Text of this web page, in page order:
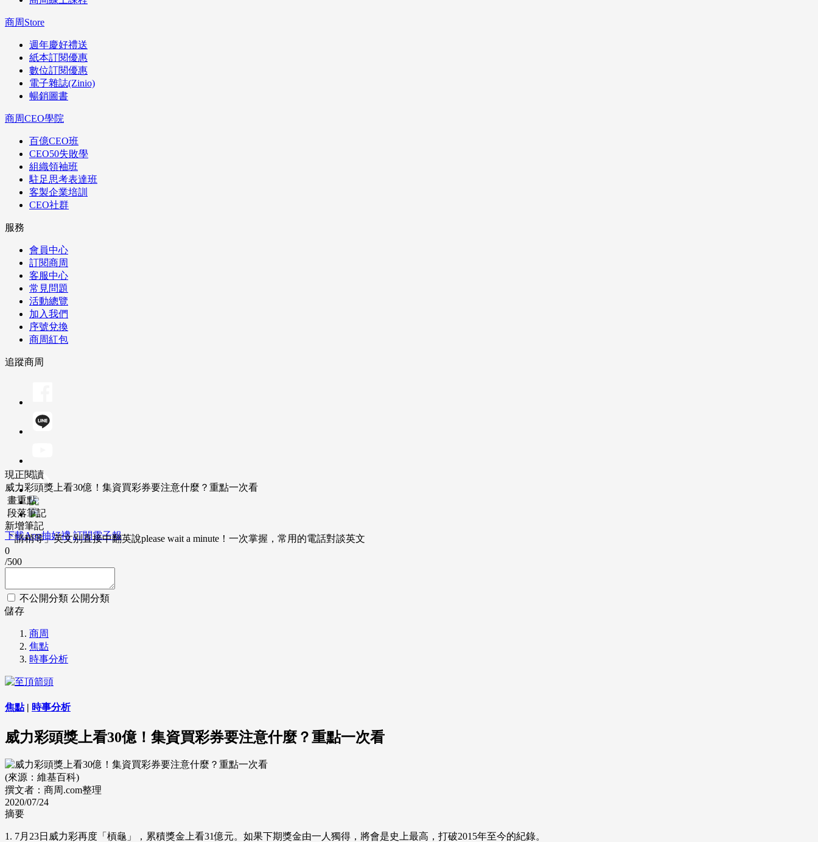
商周Store
週年慶好禮送
紙本訂閱優惠
數位訂閱優惠
電子雜誌(Zinio)
暢銷圖書
商周CEO學院
百億CEO班
CEO50失敗學
組織領袖班
駐足思考表達班
客製企業培訓
CEO社群
服務
會員中心
訂閱商周
客服中心
常見問題
活動總覽
加入我們
序號兌換
商周紅包
追蹤商周
下載App抽好禮 訂閱電子報
現正閱讀
威力彩頭獎上看30億！集資買彩券要注意什麼？重點一次看
畫重點
段落筆記
新增筆記
「請稍等」英文別直接中翻英說please wait a minute！一次掌握，常用的電話對談英文
0
/500
不公開分類 公開分類
儲存
商周
焦點
時事分析
焦點| 時事分析
威力彩頭獎上看30億！集資買彩券要注意什麼？重點一次看
(來源：維基百科)
撰文者：商周.com整理
2020/07/24
摘要
1. 7月23日威力彩再度「槓龜」，累積獎金上看31億元。如果下期獎金由一人獨得，將會是史上最高，打破2015年至今的紀錄。